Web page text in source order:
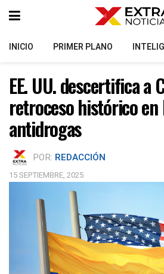
INICIO PRIMER PLANO
EE. UU. descertifica a
retroceso histórico en
antidrogas
POR: REDACCIÓN
15 SEPTIEMBRE, 2025